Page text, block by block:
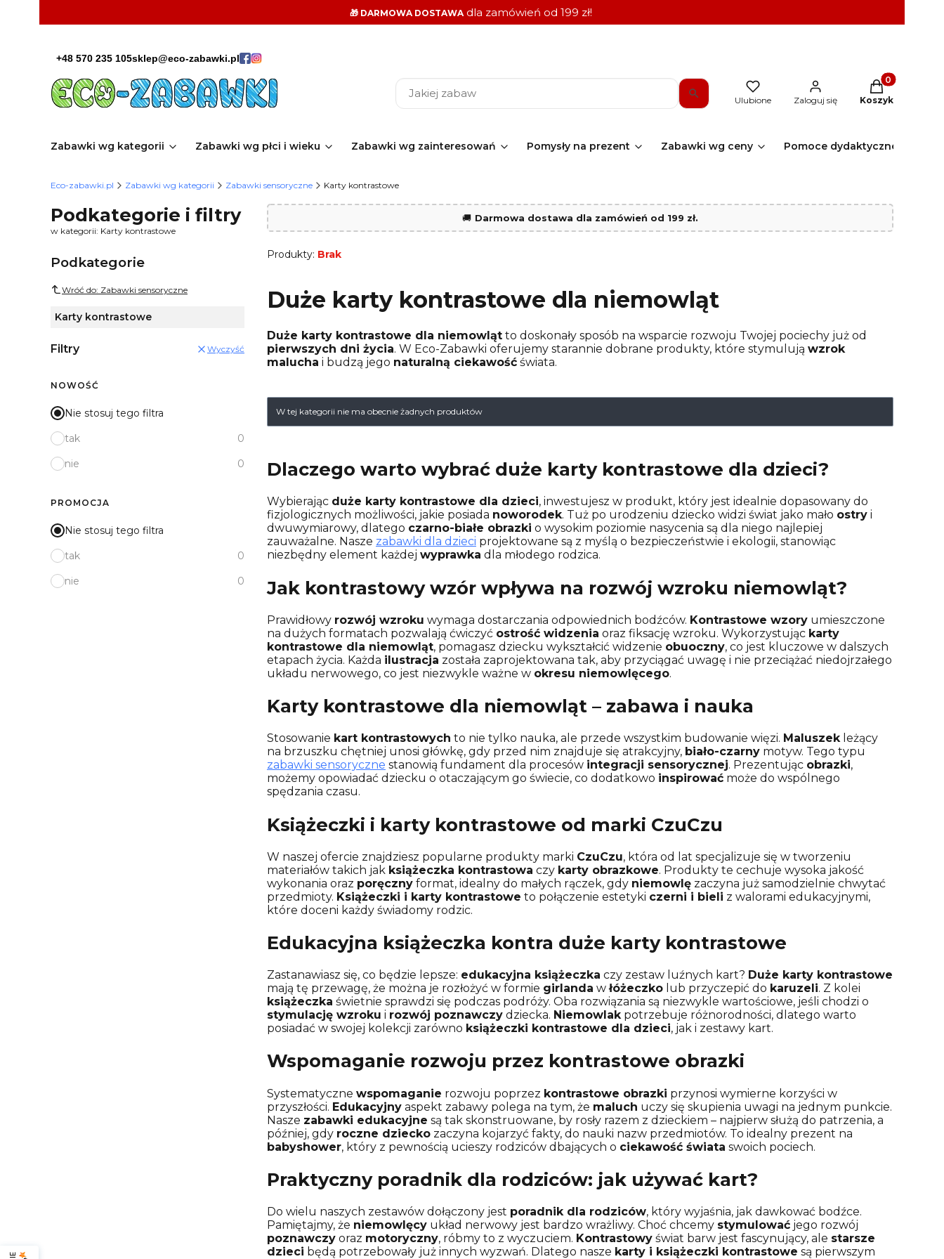
🎁 DARMOWA DOSTAWAdla zamówień od 199 zł!
+48 570 235 105sklep@eco-zabawki.pl
Ulubione Zaloguj się
Produkty w
Koszyk
Zabawki wg kategorii Zabawki wg płci i wieku Zabawki wg zainteresowań Pomysły na prezent Zabawki wg ceny Pomoce dydaktyczne
Eco-zabawki.pl Zabawki wg kategorii Zabawki sensoryczne Karty kontrastowe
Podkategorie i filtry
w kategorii: Karty kontrastowe
Podkategorie
Wróć do: Zabawki sensoryczne
Karty kontrastowe
Filtry Wyczyść
NOWOŚĆ
Nie stosuj tego filtra
tak
0
nie
0
PROMOCJA
Nie stosuj tego filtra
tak
0
nie
0
🚚 Darmowa dostawa dla zamówień od 199 zł.
Produkty: Brak
Duże karty kontrastowe dla niemowląt
Duże karty kontrastowe dla niemowląt to doskonały sposób na wsparcie rozwoju Twojej pociechy już od
pierwszych dni życia. W Eco-Zabawki oferujemy starannie dobrane produkty, które stymulują wzrok
malucha i budzą jego naturalną ciekawość świata.
Lista produktów
W tej kategorii nie ma obecnie żadnych produktów
Dlaczego warto wybrać duże karty kontrastowe dla dzieci?
Wybierając duże karty kontrastowe dla dzieci, inwestujesz w produkt, który jest idealnie dopasowany do
fizjologicznych możliwości, jakie posiada noworodek. Tuż po urodzeniu dziecko widzi świat jako mało ostry i
dwuwymiarowy, dlatego czarno-białe obrazki o wysokim poziomie nasycenia są dla niego najlepiej
zauważalne. Nasze zabawki dla dzieci projektowane są z myślą o bezpieczeństwie i ekologii, stanowiąc
niezbędny element każdej wyprawka dla młodego rodzica.
Jak kontrastowy wzór wpływa na rozwój wzroku niemowląt?
Prawidłowy rozwój wzroku wymaga dostarczania odpowiednich bodźców. Kontrastowe wzory umieszczone
na dużych formatach pozwalają ćwiczyć ostrość widzenia oraz fiksację wzroku. Wykorzystując karty
kontrastowe dla niemowląt, pomagasz dziecku wykształcić widzenie obuoczny, co jest kluczowe w dalszych
etapach życia. Każda ilustracja została zaprojektowana tak, aby przyciągać uwagę i nie przeciążać niedojrzałego
układu nerwowego, co jest niezwykle ważne w okresu niemowlęcego.
Karty kontrastowe dla niemowląt – zabawa i nauka
Stosowanie kart kontrastowych to nie tylko nauka, ale przede wszystkim budowanie więzi. Maluszekleżący
na brzuszku chętniej unosi główkę, gdy przed nim znajduje się atrakcyjny, biało-czarny motyw. Tego typu
zabawki sensoryczne stanowią fundament dla procesów integracji sensorycznej. Prezentując obrazki,
możemy opowiadać dziecku o otaczającym go świecie, co dodatkowo inspirować może do wspólnego
spędzania czasu.
Książeczki i karty kontrastowe od marki CzuCzu
W naszej ofercie znajdziesz popularne produkty marki CzuCzu, która od lat specjalizuje się w tworzeniu
materiałów takich jak książeczka kontrastowa czy karty obrazkowe. Produkty te cechuje wysoka jakość
wykonania oraz poręczny format, idealny do małych rączek, gdy niemowlę zaczyna już samodzielnie chwytać
przedmioty. Książeczki i karty kontrastowe to połączenie estetyki czerni i bieli z walorami edukacyjnymi,
które doceni każdy świadomy rodzic.
Edukacyjna książeczka kontra duże karty kontrastowe
Zastanawiasz się, co będzie lepsze: edukacyjna książeczka czy zestaw luźnych kart? Duże karty kontrastowe
mają tę przewagę, że można je rozłożyć w formie girlanda włóżeczko lub przyczepić do karuzeli. Z kolei
książeczka świetnie sprawdzi się podczas podróży. Oba rozwiązania są niezwykle wartościowe, jeśli chodzi o
stymulację wzroku i rozwój poznawczy dziecka. Niemowlakpotrzebuje różnorodności, dlatego warto
posiadać w swojej kolekcji zarówno książeczki kontrastowe dla dzieci, jak i zestawy kart.
Wspomaganie rozwoju przez kontrastowe obrazki
Systematyczne wspomaganie rozwoju poprzez kontrastowe obrazki przynosi wymierne korzyści w
przyszłości. Edukacyjny aspekt zabawy polega na tym, że maluch uczy się skupienia uwagi na jednym punkcie.
Nasze zabawki edukacyjne są tak skonstruowane, by rosły razem z dzieckiem – najpierw służą do patrzenia, a
później, gdy roczne dziecko zaczyna kojarzyć fakty, do nauki nazw przedmiotów. To idealny prezent na
babyshower, który z pewnością ucieszy rodziców dbających o ciekawość świata swoich pociech.
Praktyczny poradnik dla rodziców: jak używać kart?
Do wielu naszych zestawów dołączony jest poradnik dla rodziców, który wyjaśnia, jak dawkować bodźce.
Pamiętajmy, że niemowlęcy układ nerwowy jest bardzo wrażliwy. Choć chcemy stymulować jego rozwój
poznawczy oraz motoryczny, róbmy to z wyczuciem. Kontrastowy świat barw jest fascynujący, ale starsze
dzieci będą potrzebowały już innych wyzwań. Dlatego nasze karty i książeczki kontrastowe są pierwszym